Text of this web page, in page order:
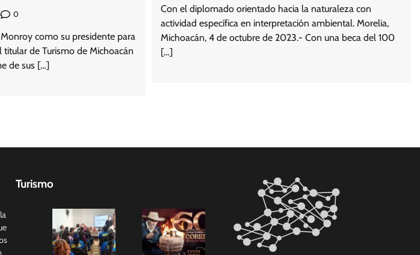
0
como su presidente para
de Turismo de Michoacán
de sus […]
Con el diplomado orientado hacia la naturaleza con
actividad específica en interpretación ambiental. Morelia,
Michoacán, 4 de octubre de 2023.- Con una beca del 100
[…]
Turismo